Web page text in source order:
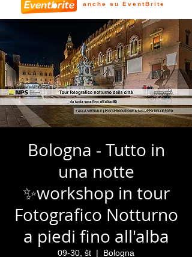
Bologna - Tutto in
una notte
✨workshop in tour
Fotografico Notturno
a piedi fino all'alba
09-30, št
  |
Bologna
anche su EventBrite